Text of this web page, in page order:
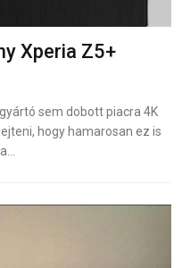
Xperia Z5+
sem dobott piacra 4K
hogy hamarosan ez is